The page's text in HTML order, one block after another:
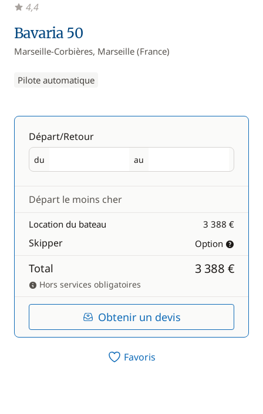
Bavaria 50
Marseille-Corbières, Marseille (France)
Pilote automatique
4,4
Départ/Retour
du
Départ au
Retour
Départ le moins cher
Location du bateau 3 388 €
Skipper Option
Total 3 388 €
Hors services obligatoires
Obtenir un devis
Favoris